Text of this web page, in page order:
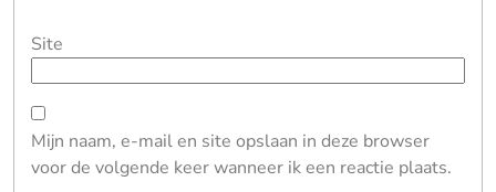
Site
Mijn naam, e-mail en site opslaan in deze browser
voor de volgende keer wanneer ik een reactie plaats.